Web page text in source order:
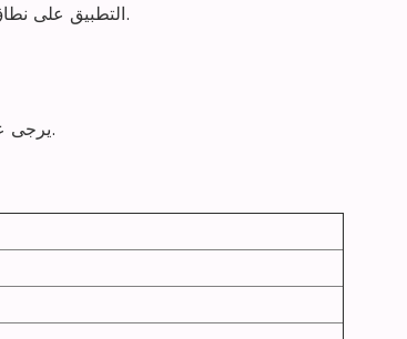
التطبيق على نطاق واسع: ملحقات تزيين مثالية لمستلزمات حفلات اليقطين ، التقاط الصور ، إلخ.
يرجى عدم ملء البالون بشكل زائد وتجنب حروق الشمس والأشياء الحادة والاحتكاك المفرط.